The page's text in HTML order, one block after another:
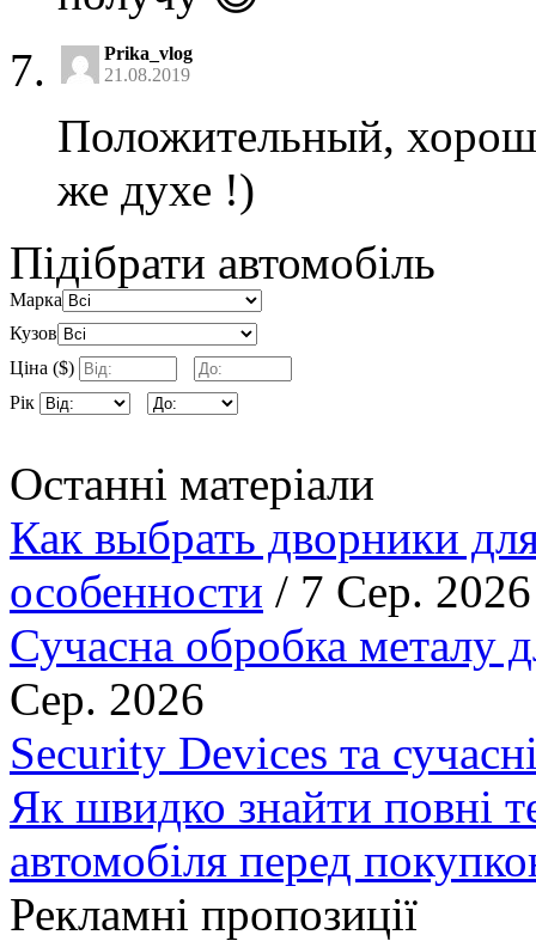
Prika_vlog
21.08.2019
Положительный,
же духе !)
Підібрати автомобіль
Марка
Кузов
Ціна ($)
Рік
Останні матеріали
Как выбрать дворники
особенности / 7 Сер. 2026
Сучасна обробка металу
Сер. 2026
Security Devices та
Як швидко знайти повні
автомобіля перед
Рекламні пропозиції